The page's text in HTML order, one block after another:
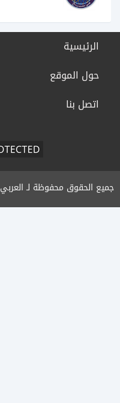
الرئيسية
حول الموقع
اتصل بنا
جميع الحقوق محفوظة لـ العربي